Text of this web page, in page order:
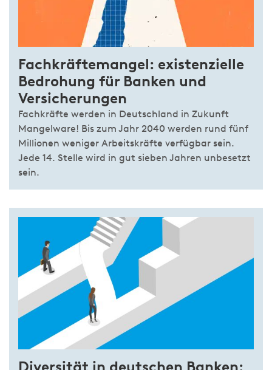
Fachkräftemangel: existenzielle
Bedrohung für Banken und
Versicherungen
Fachkräfte werden in Deutschland in Zukunft
Mangelware! Bis zum Jahr 2040 werden rund fünf
Millionen weniger Arbeitskräfte verfügbar sein.
Jede 14. Stelle wird in gut sieben Jahren unbesetzt
sein.